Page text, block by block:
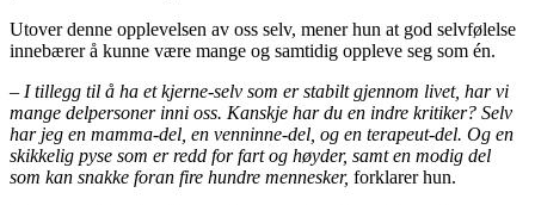
Utover denne opplevelsen av oss selv, mener hun at god selvfølelse
innebærer å kunne være mange og samtidig oppleve seg som én.
– I tillegg til å ha et kjerne-selv som er stabilt gjennom livet, har vi
mange delpersoner inni oss. Kanskje har du en indre kritiker? Selv
har jeg en mamma-del, en venninne-del, og en terapeut-del. Og en
skikkelig pyse som er redd for fart og høyder, samt en modig del
som kan snakke foran fire hundre mennesker, forklarer hun.